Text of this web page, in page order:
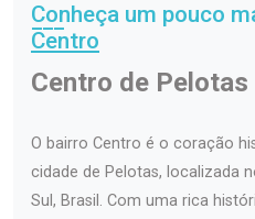
Conheça um pouco
Centro
Centro de Pelotas
O bairro Centro é o coração
cidade de Pelotas, localizada
Sul, Brasil. Com uma rica